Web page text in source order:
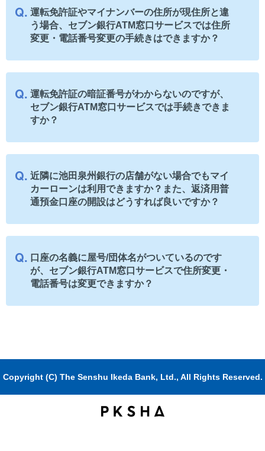
運転免許証やマイナンバーの住所が現住所と違
う場合、セブン銀行ATM窓口サービスでは住所
変更・電話番号変更の手続きはできますか？
運転免許証の暗証番号がわからないのですが、
セブン銀行ATM窓口サービスでは手続きできま
すか？
近隣に池田泉州銀行の店舗がない場合でもマイ
カーローンは利用できますか？また、返済用普
通預金口座の開設はどうすれば良いですか？
口座の名義に屋号/団体名がついているのです
が、セブン銀行ATM窓口サービスで住所変更・
電話番号は変更できますか？
Copyright (C) The Senshu Ikeda Bank, Ltd., All Rights Reserved.